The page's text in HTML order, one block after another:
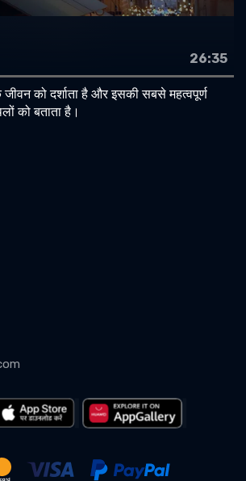
26:35
को दर्शाता है और इसकी सबसे महत्वपूर्ण
को बताता है।